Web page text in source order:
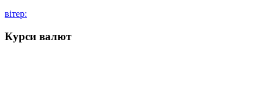
вітер:
Курси валют